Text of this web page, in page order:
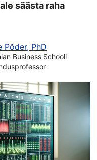
säästa raha
Põder, PhD
Business Schooli